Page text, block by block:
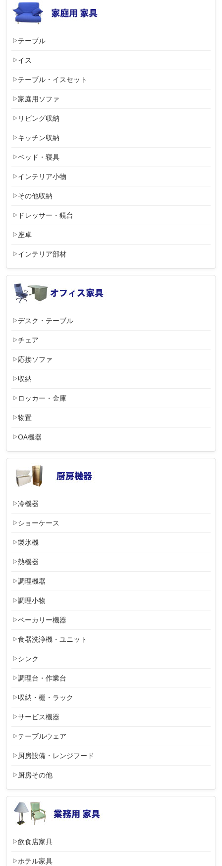
テーブル
イス
テーブル・イスセット
家庭用ソファ
リビング収納
キッチン収納
ベッド・寝具
インテリア小物
その他収納
ドレッサー・鏡台
座卓
インテリア部材
デスク・テーブル
チェア
応接ソファ
収納
ロッカー・金庫
物置
OA機器
冷機器
ショーケース
製氷機
熱機器
調理機器
調理小物
ベーカリー機器
食器洗浄機・ユニット
シンク
調理台・作業台
収納・棚・ラック
サービス機器
テーブルウェア
厨房設備・レンジフード
厨房その他
飲食店家具
ホテル家具